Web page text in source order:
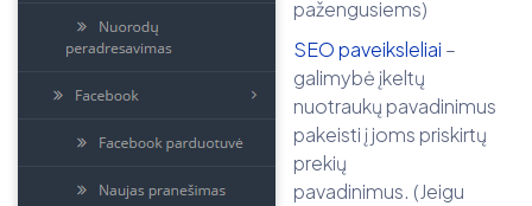
pažengusiems)
SEO paveiksleliai –
galimybė įkeltų
nuotraukų pavadinimus
pakeisti į joms priskirtų
prekių
pavadinimus. (Jeigu